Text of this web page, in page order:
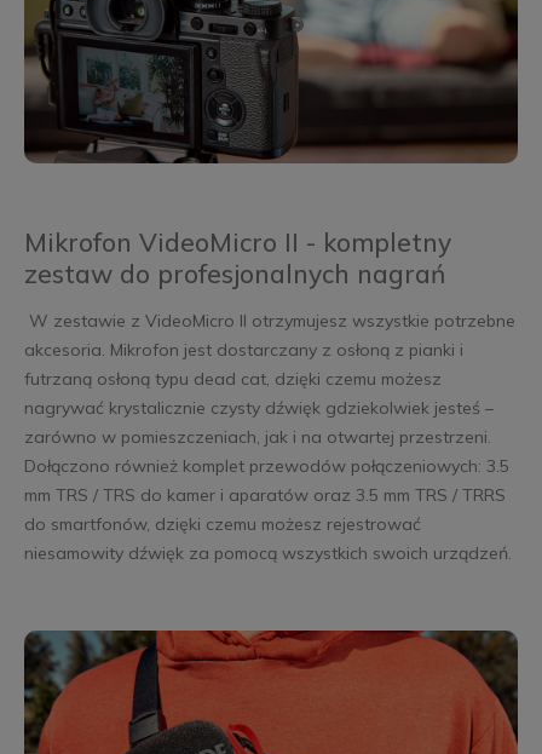
Mikrofon VideoMicro II - kompletny
zestaw do profesjonalnych nagrań
W zestawie z VideoMicro II otrzymujesz wszystkie potrzebne
akcesoria. Mikrofon jest dostarczany z osłoną z pianki i
futrzaną osłoną typu dead cat, dzięki czemu możesz
nagrywać krystalicznie czysty dźwięk gdziekolwiek jesteś –
zarówno w pomieszczeniach, jak i na otwartej przestrzeni.
Dołączono również komplet przewodów połączeniowych: 3.5
mm TRS / TRS do kamer i aparatów oraz 3.5 mm TRS / TRRS
do smartfonów, dzięki czemu możesz rejestrować
niesamowity dźwięk za pomocą wszystkich swoich urządzeń.